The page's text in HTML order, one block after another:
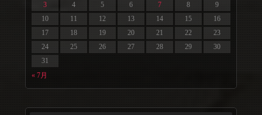
« 7月
3
4 5 6 7 8
9
10
11 12 13 14 15
16
17
18 19 20 21 22
23
24
25 26 27 28 29
30
31